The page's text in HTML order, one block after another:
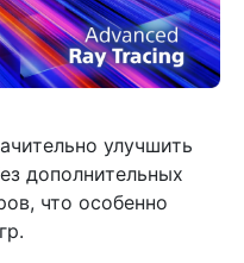
улучшить
дополнительных
что особенно